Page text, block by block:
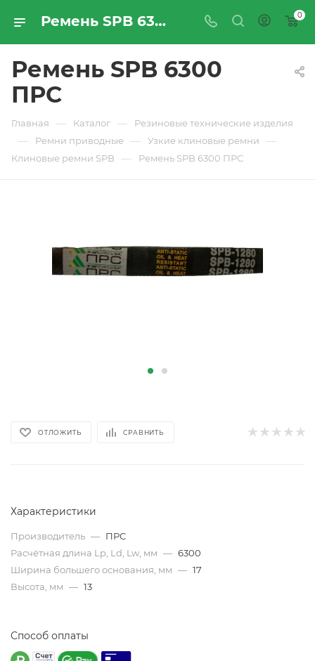
Ремень SPB 6300 ПРС - купить по цене производителя с доставкой по Москве и России | ПРОМРЕСУРССЕРВИС 0
Ремень SPB 6300
ПРС
Главная — Каталог — Резиновые технические изделия
— Ремни приводные — Узкие клиновые ремни —
Клиновые ремни SPB — Ремень SPB 6300 ПРС
ОТЛОЖИТЬ СРАВНИТЬ
Характеристики
Производитель — ПРС
Расчётная длина Lp, Ld, Lw, мм — 6300
Ширина большего основания, мм — 17
Высота, мм — 13
Способ оплаты